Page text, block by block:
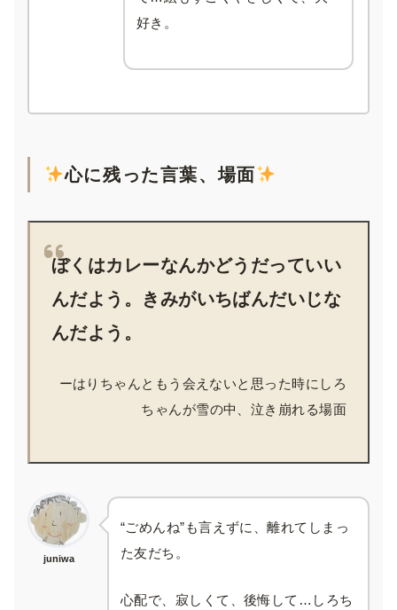
好き。
心に残った言葉、場面
ぼくはカレーなんかどうだっていい
んだよう。きみがいちばんだいじな
んだよう。
ーはりちゃんともう会えないと思った時にしろ
ちゃんが雪の中、泣き崩れる場面
juniwa
“ごめんね”も言えずに、離れてしまっ
た友だち。
心配で、寂しくて、後悔して…しろち